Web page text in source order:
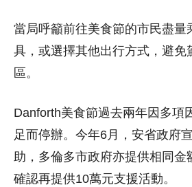
當局呼籲前往美食節的市民盡量
具，或選擇其他出行方式，避免
區。
Danforth美食節過去兩年因多項
足而停辦。今年6月，安省政府
助，多倫多市政府亦提供相同金
確認再提供10萬元支援活動。